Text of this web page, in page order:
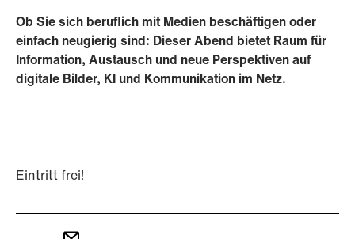
Ob Sie sich beruflich mit Medien beschäftigen oder
einfach neugierig sind: Dieser Abend bietet Raum für
Information, Austausch und neue Perspektiven auf
digitale Bilder, KI und Kommunikation im Netz.
Eintritt frei!